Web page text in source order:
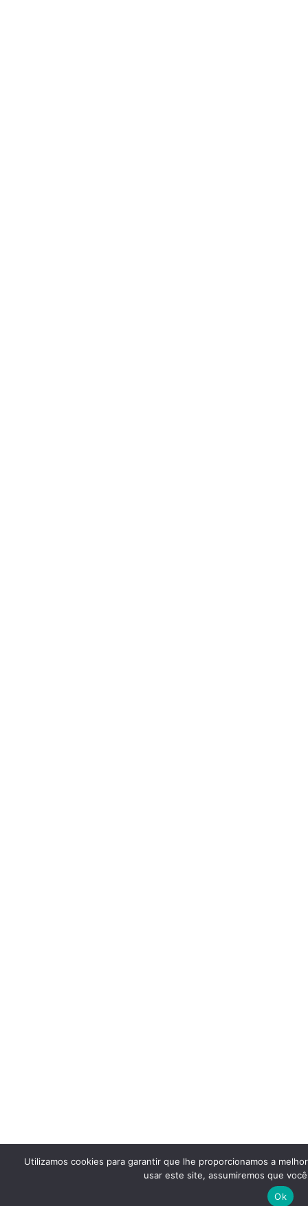
Utilizamos cookies para garantir que lhe proporcionamos a
usar este site, assumiremos que
Ok